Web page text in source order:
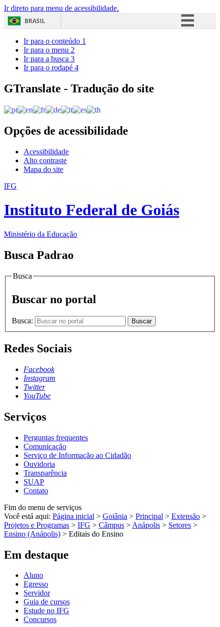
Ir direto para menu de acessibilidade.
BRASIL
Acesso à informação
Ir para o conteúdo 1
Ir para o menu 2
Ir para a busca 3
Ir para o rodapé 4
GTranslate - Tradução do site
Opções de acessibilidade
Acessibilidade
Alto contraste
Mapa do site
IFG
Instituto Federal de Goiás
Ministério da Educação
Busca Padrao
Busca
Buscar no portal
Busca: Buscar
Redes Sociais
Facebook
Instagram
Twitter
YouTube
Serviços
Perguntas frequentes
Comunicação
Serviço de Informação ao Cidadão
Ouvidoria
Transparência
SUAP
Contato
Fim do menu de serviços
Você está aqui: Página inicial > Goiânia > Principal > Extensão >
Projetos e Programas > IFG > Câmpus > Anápolis > Setores >
Ensino (Anápolis) > Editais do Ensino
Em destaque
Aluno
Egresso
Servidor
Guia de cursos
Estude no IFG
Concursos